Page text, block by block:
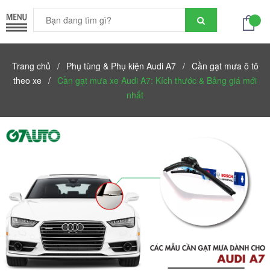
Trang chủ / Phụ tùng & Phụ kiện Audi A7 / Cần gạt mưa ô tô
theo xe / Cần gạt mưa xe Audi A7: Kích thước & Bảng giá mới
nhất